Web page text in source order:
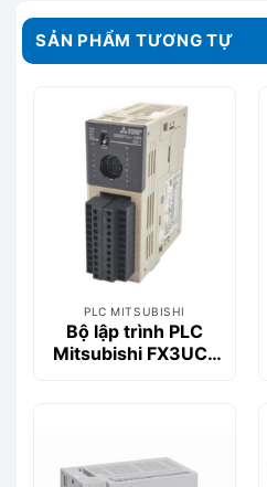
SẢN PHẨM TƯƠNG TỰ
PLC MITSUBISHI
Bộ lập trình PLC
Mitsubishi FX3UC-